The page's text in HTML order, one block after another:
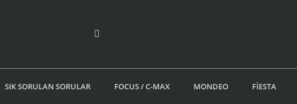
SIK SORULAN SORULAR FOCUS / C-MAX MONDEO FİESTA